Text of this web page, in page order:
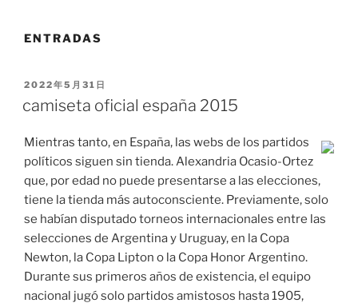
ENTRADAS
PUBLICADO
2022年5月31日
camiseta oficial españa 2015
Mientras tanto, en España, las webs de los partidos
políticos siguen sin tienda. Alexandria Ocasio-Ortez
que, por edad no puede presentarse a las elecciones,
tiene la tienda más autoconsciente. Previamente, solo
se habían disputado torneos internacionales entre las
selecciones de Argentina y Uruguay, en la Copa
Newton, la Copa Lipton o la Copa Honor Argentino.
Durante sus primeros años de existencia, el equipo
nacional jugó solo partidos amistosos hasta 1905,